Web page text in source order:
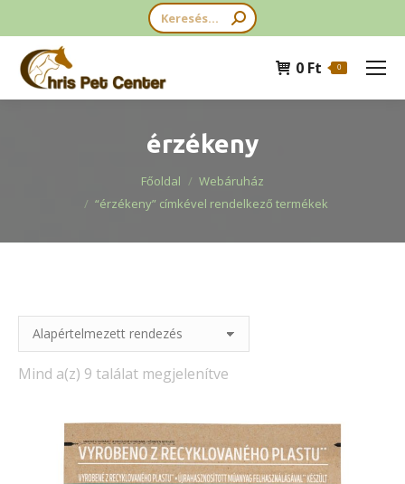
Search:
0 Ft 0
érzékeny
Főoldal
Webáruház
“érzékeny” címkével rendelkező termékek
Mind a(z) 9 találat megjelenítve